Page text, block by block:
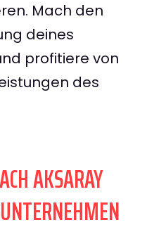
Mach den
deines
profitiere von
des
AKSARAY